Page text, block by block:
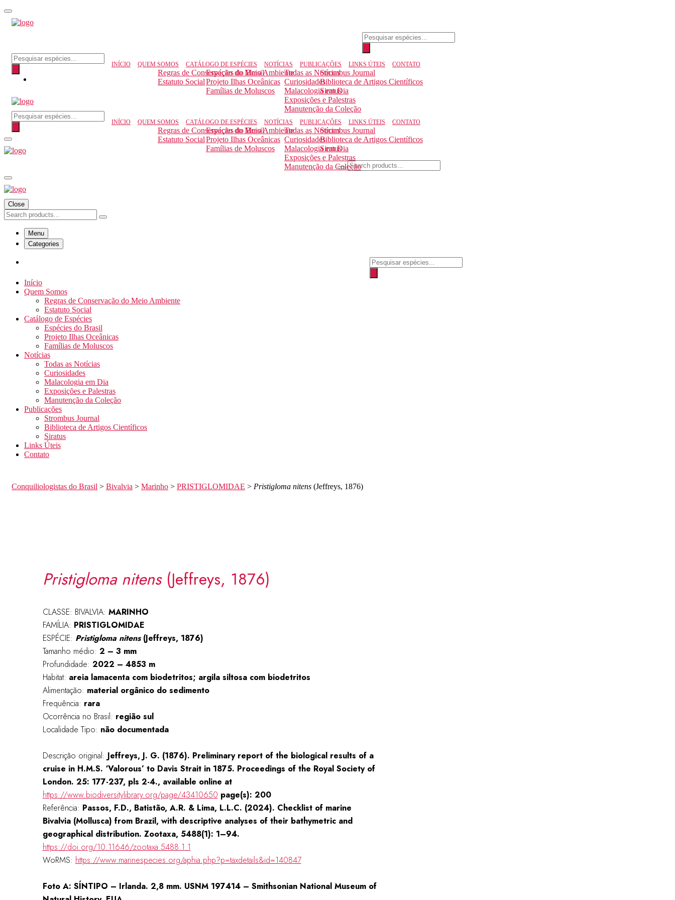
Pesquisar
produtos
Pesquisar produtos
INÍCIO QUEM SOMOS
Regras de Conservação do Meio Ambiente
Estatuto Social
CATÁLOGO DE ESPÉCIES
Espécies do Brasil
Projeto Ilhas Oceânicas
Famílias de Moluscos
NOTÍCIAS
Todas as Notícias
Curiosidades
Malacologia em Dia
Exposições e Palestras
Manutenção da Coleção
PUBLICAÇÕES
Strombus Journal
Biblioteca de Artigos Científicos
Siratus
LINKS ÚTEIS CONTATO
Pesquisar produtos
INÍCIO QUEM SOMOS
Regras de Conservação do Meio Ambiente
Estatuto Social
CATÁLOGO DE ESPÉCIES
Espécies do Brasil
Projeto Ilhas Oceânicas
Famílias de Moluscos
NOTÍCIAS
Todas as Notícias
Curiosidades
Malacologia em Dia
Exposições e Palestras
Manutenção da Coleção
PUBLICAÇÕES
Strombus Journal
Biblioteca de Artigos Científicos
Siratus
LINKS ÚTEIS CONTATO
Close
Menu
Categories
Pesquisar
produtos
Início
Quem Somos
Regras de Conservação do Meio Ambiente
Estatuto Social
Catálogo de Espécies
Espécies do Brasil
Projeto Ilhas Oceânicas
Famílias de Moluscos
Notícias
Todas as Notícias
Curiosidades
Malacologia em Dia
Exposições e Palestras
Manutenção da Coleção
Publicações
Strombus Journal
Biblioteca de Artigos Científicos
Siratus
Links Úteis
Contato
Conquiliologistas do Brasil > Bivalvia > Marinho > PRISTIGLOMIDAE > Pristigloma nitens (Jeffreys, 1876)
Pristigloma nitens(Jeffreys, 1876)
CLASSE: BIVALVIA: MARINHO
FAMÍLIA: PRISTIGLOMIDAE
ESPÉCIE: Pristigloma nitens(Jeffreys, 1876)
Tamanho médio: 2 – 3 mm
Profundidade: 2022 – 4853 m
Habitat: areia lamacenta com biodetritos; argila siltosa com biodetritos
Alimentação: material orgânico do sedimento
Frequência: rara
Ocorrência no Brasil: região sul
Localidade Tipo: não documentada
Descrição original: Jeffreys, J. G. (1876). Preliminary report of the biological results of a
cruise in H.M.S. ‘Valorous’ to Davis Strait in 1875. Proceedings of the Royal Society of
London. 25: 177-237, pls 2-4., available online at
https://www.biodiversitylibrary.org/page/43410650 page(s): 200
Referência: Passos, F.D., Batistão, A.R. & Lima, L.L.C. (2024). Checklist of marine
Bivalvia (Mollusca) from Brazil, with descriptive analyses of their bathymetric and
geographical distribution. Zootaxa, 5488(1): 1–94.
https://doi.org/10.11646/zootaxa.5488.1.1
WoRMS: https://www.marinespecies.org/aphia.php?p=taxdetails&id=140847
Foto A: SÍNTIPO – Irlanda. 2,8 mm. USNM 197414 – Smithsonian National Museum of